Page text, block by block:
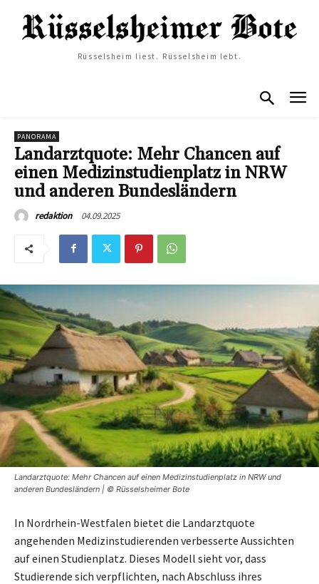
Rüsselsheim liest. Rüsselsheim lebt.
PANORAMA
Landarztquote: Mehr Chancen auf
einen Medizinstudienplatz in NRW
und anderen Bundesländern
redaktion 04.09.2025
Landarztquote: Mehr Chancen auf einen Medizinstudienplatz in NRW und
anderen Bundesländern | © Rüsselsheimer Bote
In Nordrhein-Westfalen bietet die Landarztquote
angehenden Medizinstudierenden verbesserte Aussichten
auf einen Studienplatz. Dieses Modell sieht vor, dass
Studierende sich verpflichten, nach Abschluss ihres